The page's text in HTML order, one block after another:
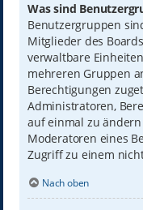
Was sind
Benutzergruppen
Mitglieder des
verwaltbare
mehreren Gruppen
Berechtigungen
Administratoren,
auf einmal zu
Moderatoren eines
Zugriff zu einem
Nach oben